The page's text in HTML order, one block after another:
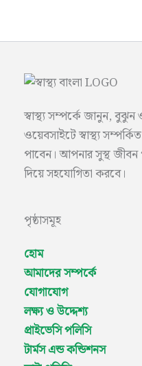
স্বাস্থ্য সম্পর্কে জানুন,
ওয়েবসাইটে স্বাস্থ্য
পাবেন। আপনার সুস্থ জীবন
দিয়ে সহযোগিতা করবে।
পৃষ্ঠাসমূহ
হোম
আমাদের সম্পর্কে
যোগাযোগ
লক্ষ্য ও উদ্দেশ্য
প্রাইভেসি পলিসি
টার্মস এন্ড কন্ডিশনস